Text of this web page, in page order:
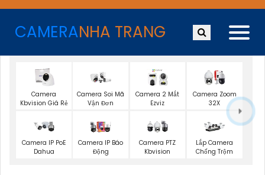
CAMERANHA TRANG
Camera
Kbvision Giá Rẻ
Camera Soi Mã
Vận Đơn
Camera 2 Mắt
Ezviz
Camera Zoom
32X
Camera IP PoE
Dahua
Camera IP Báo
Động
Camera PTZ
Kbvision
Lắp Camera
Chống Trộm